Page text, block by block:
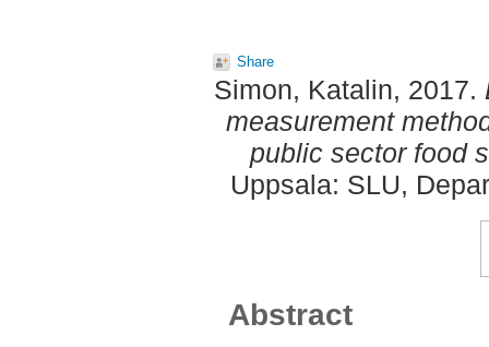
Share
Simon, Katalin, 2017.
measurement
public sector food
Uppsala: SLU,
Abstract